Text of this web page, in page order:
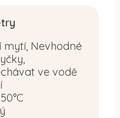
mytí, Nevhodné
ve vodě